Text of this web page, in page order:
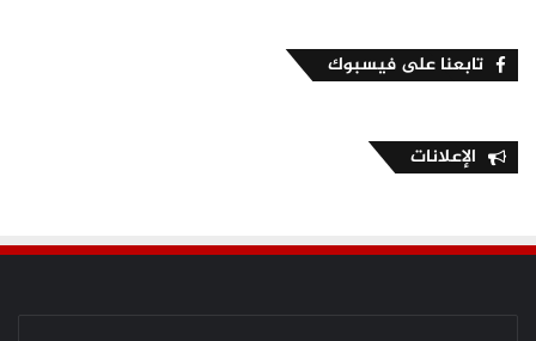
تابعنا على فيسبوك
الإعلانات